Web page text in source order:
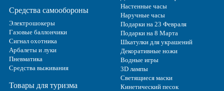
Средства самообороны
Электрошокеры
Газовые баллончики
Сигнал охотника
Арбалеты и луки
Пневматика
Средства выживания
Товары для туризма
Настенные часы
Наручные часы
Подарки на 23 Февраля
Подарки на 8 Марта
Шкатулки для украшений
Декоративные ножи
Водные игры
3D лампы
Светящиеся маски
Кинетический песок